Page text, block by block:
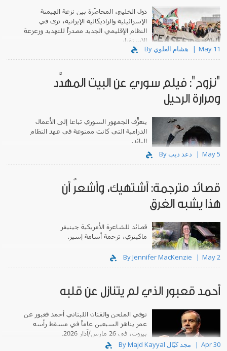
دول الخليج، المحاصَرة بين نزعة الهيمنة
الإسرائيلية والراديكالية الإيرانية، ترى في
النظام الإقليمي الجديد مصدراً للتهديد وزعزعة
الاستقرار.
May 11
"نزوح": فيلم سوري عن البيت المهدَّد
ومرارة الرحيل
يتعرّف الجمهور السوري تباعاً إلى الأعمال
الدرامية التي كانت ممنوعة في عهد النظام
البائد.
May 5
قصائد مترجمة: أشتهيك، وأشعرُ أن
هذا يشبه الغرق
قصائد للشاعرة الأمريكية جينيفر
ماكينزي، ترجمة أسامة إسبر.
By Jennifer MacKenzie May 2
أحمد قعبور الذي لم يتنازل عن قلبه
توفي الملحن والفنان اللبناني أحمد قعبور عن
عمر يناهز السبعين عاماً في مسقط رأسه
بيروت، في 26 مارس/آذار 2026.
Apr 30